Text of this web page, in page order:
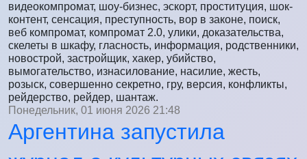
видеокомпромат, шоу-бизнес, эскорт, проституция, шок-
контент, сенсация, преступность, вор в законе, поиск,
веб компромат, компромат 2.0, улики, доказательства,
скелеты в шкафу, гласность, информация, родственники,
новострой, застройщик, хакер, убийство,
вымогательство, изнасилование, насилие, жесть,
розыск, совершенно секретно, гру, версия, конфликты,
рейдерство, рейдер, шантаж.
Понедельник, 01 июня 2026 21:48
Аргентина запустила